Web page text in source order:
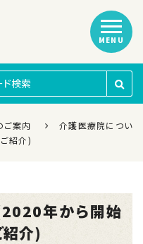
MENU
ご案内
介護医療院につい
紹介)
年から開始
介)